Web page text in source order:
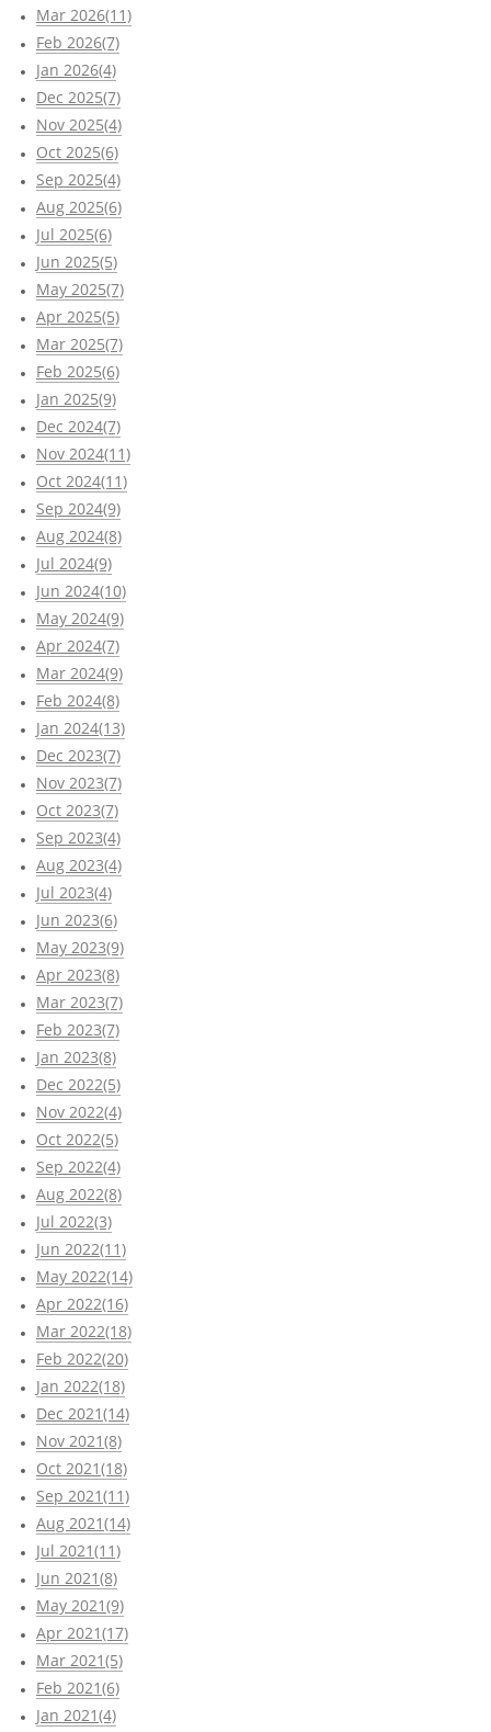
Mar 2026(11)
Feb 2026(7)
Jan 2026(4)
Dec 2025(7)
Nov 2025(4)
Oct 2025(6)
Sep 2025(4)
Aug 2025(6)
Jul 2025(6)
Jun 2025(5)
May 2025(7)
Apr 2025(5)
Mar 2025(7)
Feb 2025(6)
Jan 2025(9)
Dec 2024(7)
Nov 2024(11)
Oct 2024(11)
Sep 2024(9)
Aug 2024(8)
Jul 2024(9)
Jun 2024(10)
May 2024(9)
Apr 2024(7)
Mar 2024(9)
Feb 2024(8)
Jan 2024(13)
Dec 2023(7)
Nov 2023(7)
Oct 2023(7)
Sep 2023(4)
Aug 2023(4)
Jul 2023(4)
Jun 2023(6)
May 2023(9)
Apr 2023(8)
Mar 2023(7)
Feb 2023(7)
Jan 2023(8)
Dec 2022(5)
Nov 2022(4)
Oct 2022(5)
Sep 2022(4)
Aug 2022(8)
Jul 2022(3)
Jun 2022(11)
May 2022(14)
Apr 2022(16)
Mar 2022(18)
Feb 2022(20)
Jan 2022(18)
Dec 2021(14)
Nov 2021(8)
Oct 2021(18)
Sep 2021(11)
Aug 2021(14)
Jul 2021(11)
Jun 2021(8)
May 2021(9)
Apr 2021(17)
Mar 2021(5)
Feb 2021(6)
Jan 2021(4)